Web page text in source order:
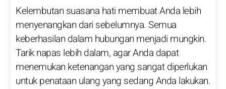
Kelembutan suasana hati membuat Anda lebih
menyenangkan dari sebelumnya. Semua
keberhasilan dalam hubungan menjadi mungkin.
Tarik napas lebih dalam, agar Anda dapat
menemukan ketenangan yang sangat diperlukan
untuk penataan ulang yang sedang Anda lakukan.